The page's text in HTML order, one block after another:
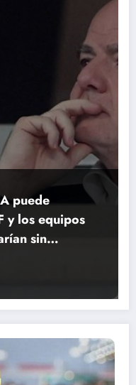
puede
y los equipos
sin